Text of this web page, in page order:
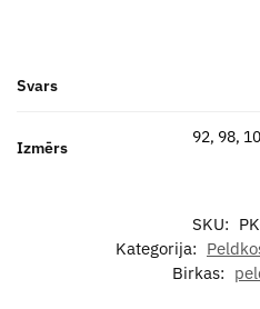
Svars
Izmērs
92, 98,
SKU:
Kategorija:
Birkas: